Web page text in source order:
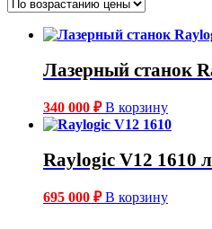
Лазерный станок
340 000 ₽ В корзину
Raylogic V12 1610
695 000 ₽ В корзину